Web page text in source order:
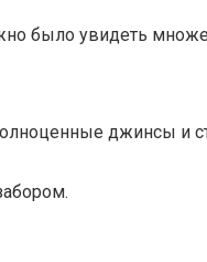
было увидеть
джинсы и